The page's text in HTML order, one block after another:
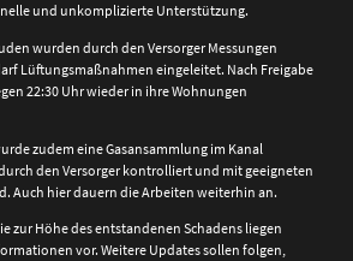
und unkomplizierte Unterstützung.
wurden durch den Versorger Messungen
Lüftungsmaßnahmen eingeleitet. Nach Freigabe
22:30 Uhr wieder in ihre Wohnungen
zudem eine Gasansammlung im Kanal
den Versorger kontrolliert und mit geeigneten
Auch hier dauern die Arbeiten weiterhin an.
zur Höhe des entstandenen Schadens liegen
vor. Weitere Updates sollen folgen,